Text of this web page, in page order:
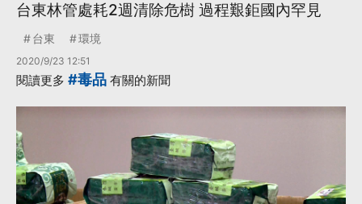
台東林管處耗2週清除危樹 過程艱鉅國內罕見
台東 環境
2020/9/23 12:51
閱讀更多 #毒品 有關的新聞